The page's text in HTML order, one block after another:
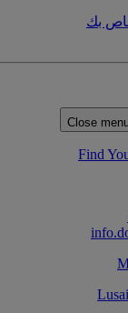
بك
Close
Find